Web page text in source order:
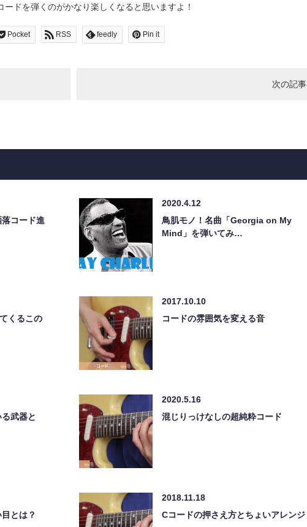
ドを弾くのがかなり楽しくなると思いますよ！
Pocket RSS feedly Pin it
次の記事
コード進
2020.4.12
鳥肌モノ！名曲「Georgia on My
Mind」を弾いてみ…
くるこの
2017.10.10
コードの雰囲気を変える音
武器と
2020.5.16
混じりっけなしの超純粋コード
とは？
2018.11.18
Cコードの押さえ方とちょいアレンジ